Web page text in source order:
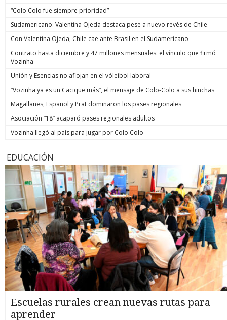
“Colo Colo fue siempre prioridad”
Sudamericano: Valentina Ojeda destaca pese a nuevo revés de Chile
Con Valentina Ojeda, Chile cae ante Brasil en el Sudamericano
Contrato hasta diciembre y 47 millones mensuales: el vínculo que firmó
Vozinha
Unión y Esencias no aflojan en el vóleibol laboral
“Vozinha ya es un Cacique más”, el mensaje de Colo-Colo a sus hinchas
Magallanes, Español y Prat dominaron los pases regionales
Asociación “18” acaparó pases regionales adultos
Vozinha llegó al país para jugar por Colo Colo
EDUCACIÓN
Escuelas rurales crean nuevas rutas para
aprender